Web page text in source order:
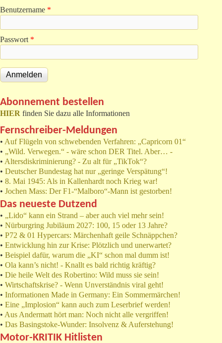
Benutzername *
Passwort *
Abonnement bestellen
HIER finden Sie dazu alle Informationen
Fernschreiber-Meldungen
• Auf Flügeln von schwebenden Verfahren: „Capricorn 01“
• „Wild. Verwegen.“ - wäre schon DER Titel. Aber… -
• Altersdiskriminierung? - Zu alt für „TikTok“?
• Deutscher Bundestag hat nur „geringe Verspätung“!
• 8. Mai 1945: Als in Kallenhardt noch Krieg war!
• Jochen Mass: Der F1-“Malboro“-Mann ist gestorben!
Das neueste Dutzend
• „Lido“ kann ein Strand – aber auch viel mehr sein!
• Nürburgring Jubiläum 2027: 100, 15 oder 13 Jahre?
• P72 & 01 Hypercars: Märchenhaft geile Schnäppchen?
• Entwicklung hin zur Krise: Plötzlich und unerwartet?
• Beispiel dafür, warum die „KI“ schon mal dumm ist!
• Ola kann’s nicht! - Knallt es bald richtig kräftig?
• Die heile Welt des Robertino: Wild muss sie sein!
• Wirtschaftskrise? - Wenn Unverständnis viral geht!
• Informationen Made in Germany: Ein Sommermärchen!
• Eine „Implosion“ kann auch zum Leserbrief werden!
• Aus Andermatt hört man: Noch nicht alle vergriffen!
• Das Basingstoke-Wunder: Insolvenz & Auferstehung!
Motor-KRITIK Hitlisten